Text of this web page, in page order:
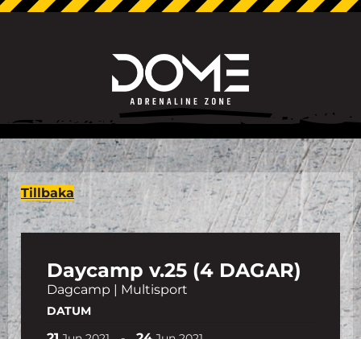
Tillbaka
Daycamp v.25 (4 DAGAR)
Dagcamp | Multisport
DATUM